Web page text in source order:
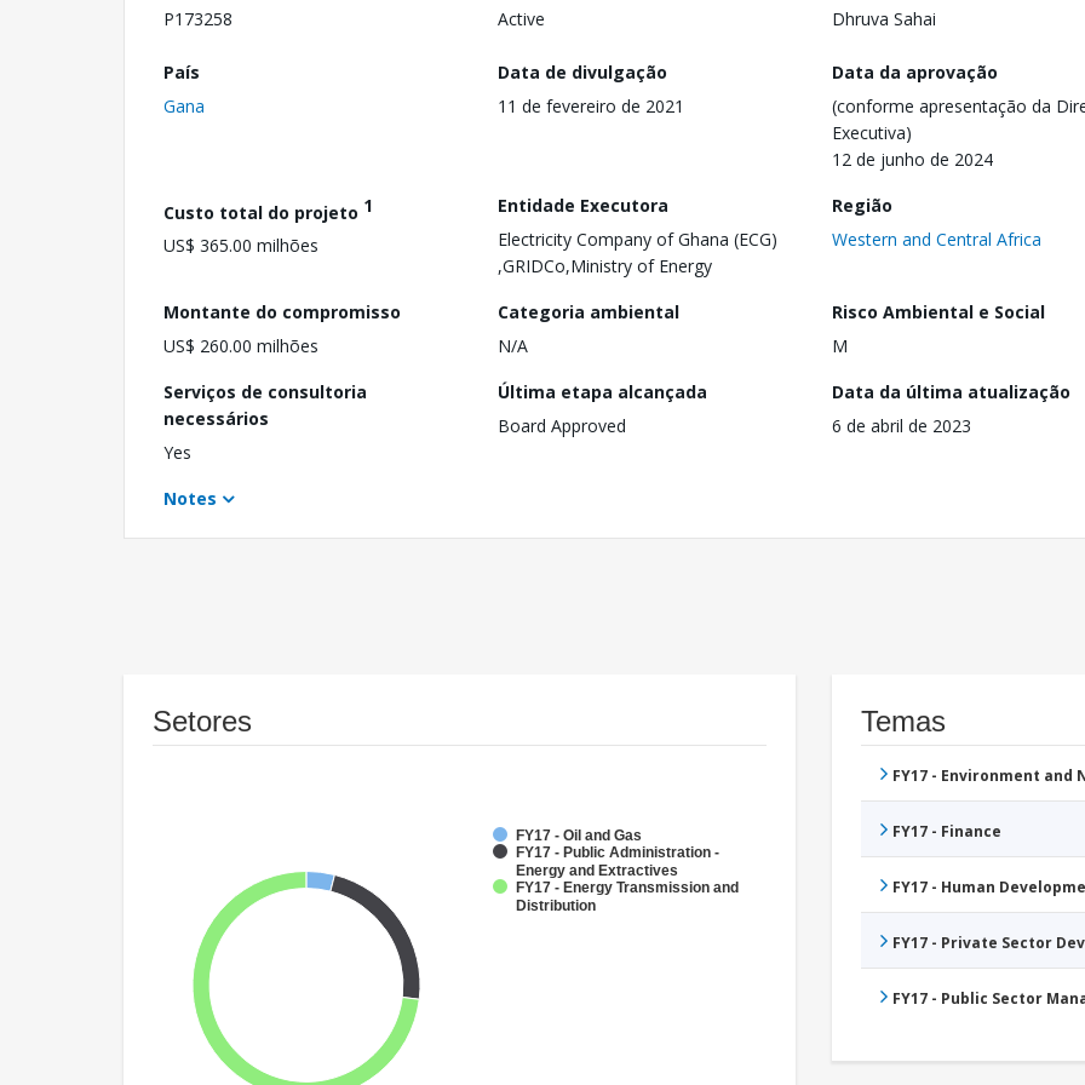
P173258 Active Dhruva Sahai
País
Gana
Data de divulgação
11 de fevereiro de 2021
Data da aprovação
(conforme apresentação da
Executiva)
12 de junho de 2024
Custo total do projeto 1
US$ 365.00 milhões
Entidade Executora
Electricity Company of Ghana (ECG)
,GRIDCo,Ministry of Energy
Região
Western and Central Africa
Montante do compromisso
US$ 260.00 milhões
Categoria ambiental
N/A
Risco Ambiental e Social
M
Serviços de consultoria
necessários
Yes
Última etapa alcançada
Board Approved
Data da última atualização
6 de abril de 2023
Notes
Setores
FY17 - Oil and Gas
FY17 - Public Administration -
Energy and Extractives
FY17 - Energy Transmission and
Distribution
Temas
FY17 - Environment
FY17 - Finance
FY17 - Human
FY17 - Private Sector
FY17 - Public Sector